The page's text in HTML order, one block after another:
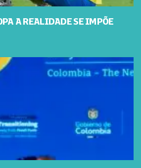
A REALIDADE SE IMPÕE